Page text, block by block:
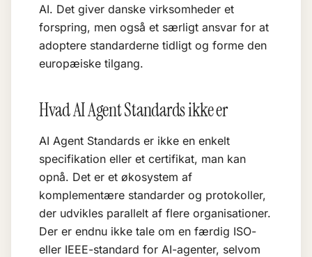
AI. Det giver danske virksomheder et
forspring, men også et særligt ansvar for at
adoptere standarderne tidligt og forme den
europæiske tilgang.
Hvad AI Agent Standards ikke er
AI Agent Standards er ikke en enkelt
specifikation eller et certifikat, man kan
opnå. Det er et økosystem af
komplementære standarder og protokoller,
der udvikles parallelt af flere organisationer.
Der er endnu ikke tale om en færdig ISO-
eller IEEE-standard for AI-agenter, selvom